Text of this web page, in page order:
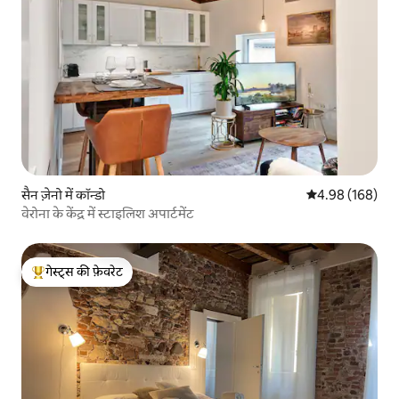
सैन ज़ेनो में कॉन्डो औसत रेटिंग 5 में से
4.98 (168)
वेरोना के केंद्र में स्टाइलिश अपार्टमेंट
गेस्ट्स का टॉप फ़ेवरेट
गेस्ट्स की फ़ेवरेट